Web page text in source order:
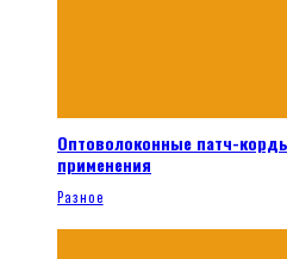
Оптоволоконные патч-
применения
Разное